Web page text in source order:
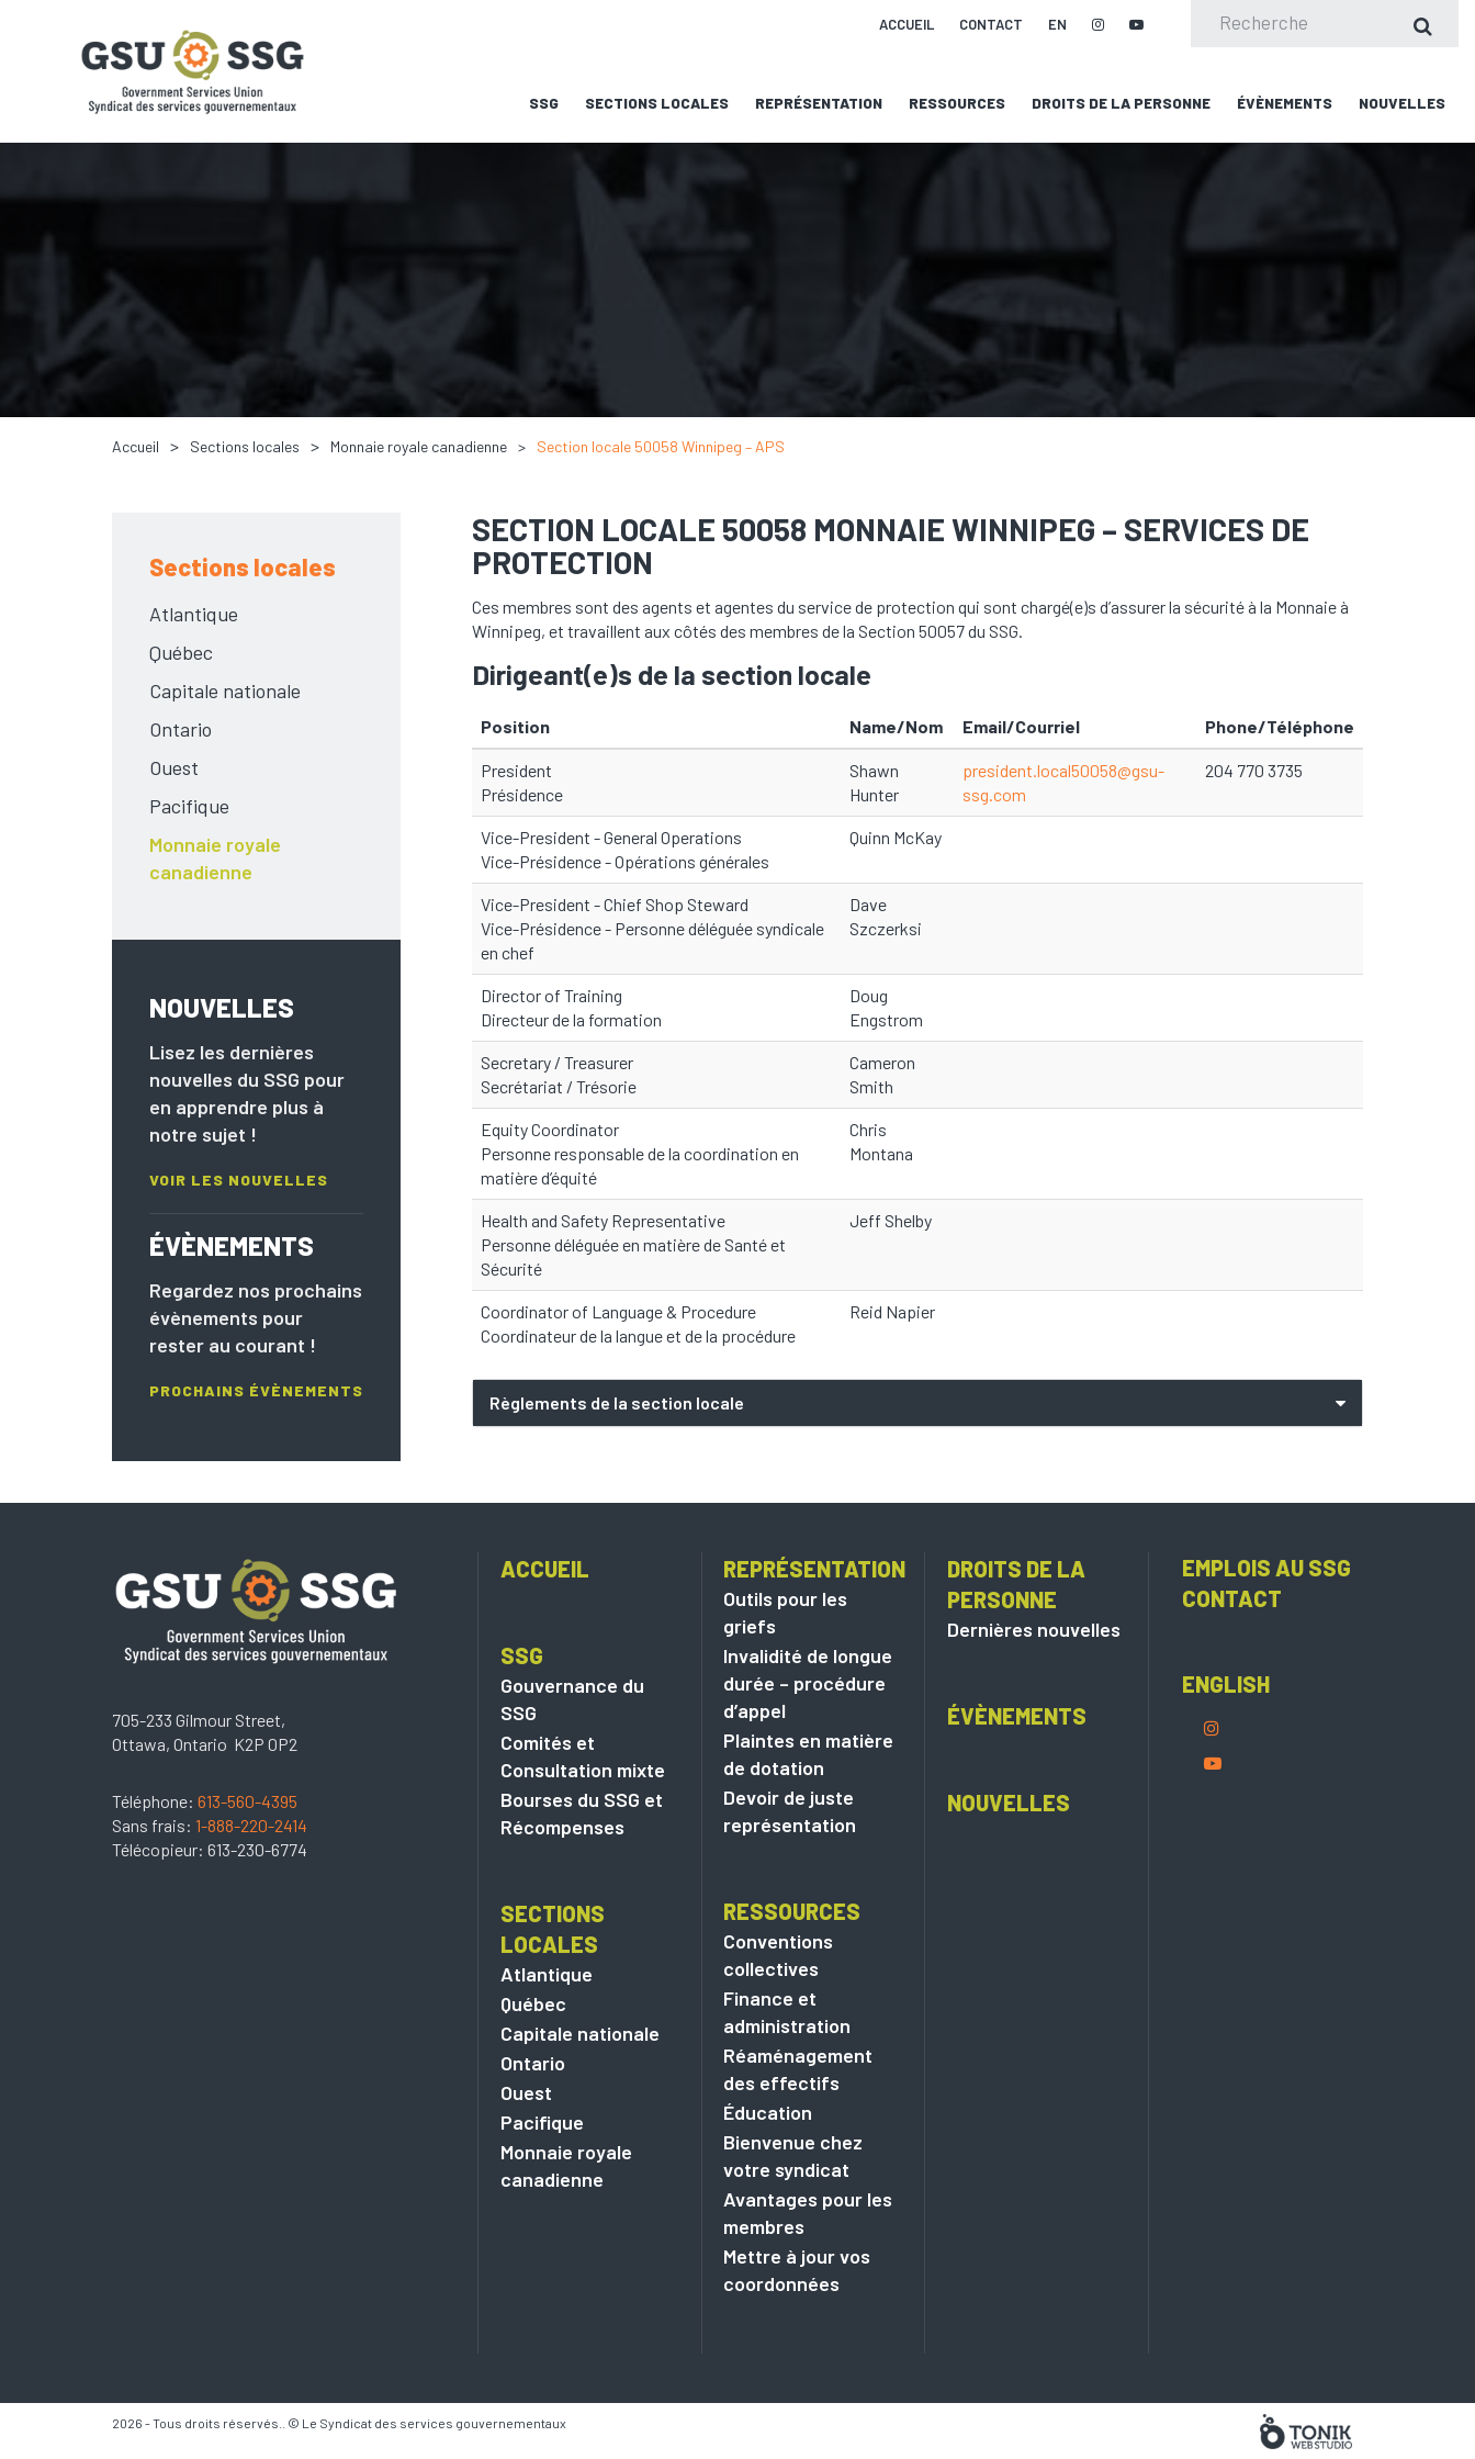
ACCUEIL CONTACT EN
SSG SECTIONS LOCALES REPRÉSENTATION RESSOURCES DROITS DE LA PERSONNE ÉVÈNEMENTS NOUVELLES
Accueil Sections locales Monnaie royale canadienne Section locale 50058 Winnipeg – APS
Sections locales
Atlantique
Québec
Capitale nationale
Ontario
Ouest
Pacifique
Monnaie royale
canadienne
NOUVELLES
Lisez les dernières
nouvelles du SSG pour
en apprendre plus à
notre sujet !
VOIR LES NOUVELLES
ÉVÈNEMENTS
Regardez nos prochains
évènements pour
rester au courant !
PROCHAINS ÉVÈNEMENTS
SECTION LOCALE 50058 MONNAIE WINNIPEG – SERVICES DE
PROTECTION
Ces membres sont des agents et agentes du service de protection qui sont chargé(e)s d’assurer la sécurité à la Monnaie à
Winnipeg, et travaillent aux côtés des membres de la Section 50057 du SSG.
Dirigeant(e)s de la section locale
Position Name/Nom Email/Courriel Phone/Téléphone
President
Présidence
Shawn
Hunter
president.local50058@gsu-
ssg.com
204 770 3735
Vice-President - General Operations
Vice-Présidence - Opérations générales
Quinn McKay
Vice-President - Chief Shop Steward
Vice-Présidence - Personne déléguée syndicale
en chef
Dave
Szczerksi
Director of Training
Directeur de la formation
Doug
Engstrom
Secretary / Treasurer
Secrétariat / Trésorie
Cameron
Smith
Equity Coordinator
Personne responsable de la coordination en
matière d’équité
Chris
Montana
Health and Safety Representative
Personne déléguée en matière de Santé et
Sécurité
Jeff Shelby
Coordinator of Language & Procedure
Coordinateur de la langue et de la procédure
Reid Napier
Règlements de la section locale
705-233 Gilmour Street,
Ottawa, Ontario K2P 0P2
Téléphone: 613-560-4395
Sans frais: 1-888-220-2414
Télécopieur: 613-230-6774
ACCUEIL
SSG
Gouvernance du
SSG
Comités et
Consultation mixte
Bourses du SSG et
Récompenses
SECTIONS
LOCALES
Atlantique
Québec
Capitale nationale
Ontario
Ouest
Pacifique
Monnaie royale
canadienne
REPRÉSENTATION
Outils pour les
griefs
Invalidité de longue
durée – procédure
d’appel
Plaintes en matière
de dotation
Devoir de juste
représentation
RESSOURCES
Conventions
collectives
Finance et
administration
Réaménagement
des effectifs
Éducation
Bienvenue chez
votre syndicat
Avantages pour les
membres
Mettre à jour vos
coordonnées
DROITS DE LA
PERSONNE
Dernières nouvelles
ÉVÈNEMENTS
NOUVELLES
EMPLOIS AU SSG
CONTACT
ENGLISH
2026 - Tous droits réservés.. © Le Syndicat des services gouvernementaux